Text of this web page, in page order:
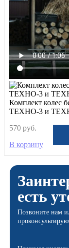
Комплект колес
ТЕХНО-3 и
570 руб.
В корзину
есть
Позвоните нам